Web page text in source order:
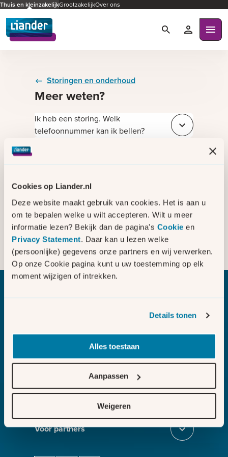
Cookies op Liander.nl
Deze website maakt gebruik van cookies. Het is aan u
om te bepalen welke u wilt accepteren. Wilt u meer
informatie lezen? Bekijk dan de pagina's Cookie en
Privacy Statement. Daar kan u lezen welke
(persoonlijke) gegevens onze partners en wij verwerken.
Op onze Cookie pagina kunt u uw toestemming op elk
moment wijzigen of intrekken.
Details tonen
Alles toestaan
Aanpassen
Weigeren
Thuis en kleinzakelijkGrootzakelijkOver ons
ZoekenMijn
Storingen en onderhoud
Meer weten?
Ik heb een storing. Welk
telefoonnummer kan ik bellen?
Sluit e4664f8a-
Sluit
Blijf op de hoogte van een storing via
onze sms-service
Sluit
Bekijk de opgeloste storingen Sluit
Is uw bedrijf afhankelijk van
elektriciteit of gas voor het leveren
van uw product of dienst?
Sluit
Voor partners Sluit section-3